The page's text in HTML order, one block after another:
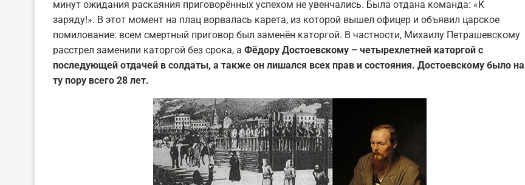
минут ожидания раскаяния приговорённых успехом не увенчались. Была отдана команда: «К
заряду!». В этот момент на плац ворвалась карета, из которой вышел офицер и объявил царское
помилование: всем смертный приговор был заменён каторгой. В частности, Михаилу Петрашевскому
расстрел заменили каторгой без срока, а Фёдору Достоевскому – четырехлетней каторгой с
последующей отдачей в солдаты, а также он лишался всех прав и состояния. Достоевскому было на
ту пору всего 28 лет.